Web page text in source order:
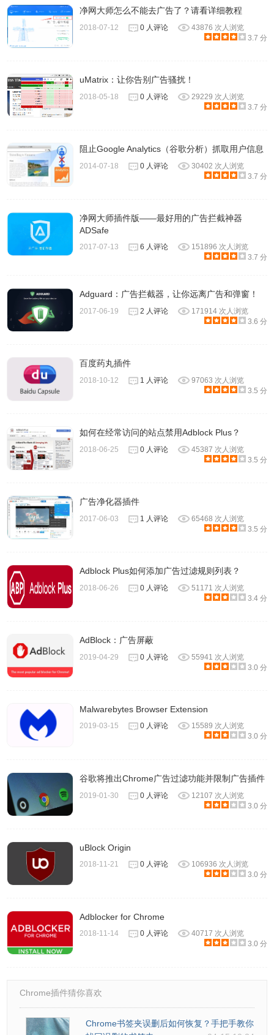
净网大师怎么不能去广告了？请看详细教程
2018-07-12 0 人评论
43876 次人浏览
3.7 分
uMatrix：让你告别广告骚扰！
2018-05-18 0 人评论
29229 次人浏览
3.7 分
阻止Google Analytics（谷歌分析）抓取用户信息
2014-07-18 0 人评论
30402 次人浏览
3.7 分
净网大师插件版——最好用的广告拦截神器
ADSafe
2017-07-13 6 人评论
151896 次人浏览
3.7 分
Adguard：广告拦截器，让你远离广告和弹窗！
2017-06-19 2 人评论
171914 次人浏览
3.6 分
百度药丸插件
2018-10-12 1 人评论
97063 次人浏览
3.5 分
如何在经常访问的站点禁用Adblock Plus？
2018-06-25 0 人评论
45387 次人浏览
3.5 分
广告净化器插件
2017-06-03 1 人评论
65468 次人浏览
3.5 分
Adblock Plus如何添加广告过滤规则列表？
2018-06-26 0 人评论
51171 次人浏览
3.4 分
AdBlock：广告屏蔽
2019-04-29 0 人评论
55941 次人浏览
3.0 分
Malwarebytes Browser Extension
2019-03-15 0 人评论
15589 次人浏览
3.0 分
谷歌将推出Chrome广告过滤功能并限制广告插件
2019-01-30 0 人评论
12107 次人浏览
3.0 分
uBlock Origin
2018-11-21 0 人评论
106936 次人浏览
3.0 分
Adblocker for Chrome
2018-11-14 0 人评论
40717 次人浏览
3.0 分
Chrome插件猜你喜欢
Chrome书签夹误删后如何恢复？手把手教你